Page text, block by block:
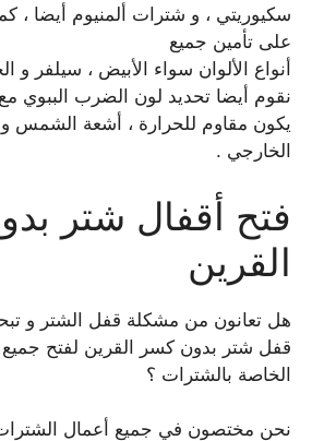
سكيوريتي ، و شترات ألمنيوم أيضا ،
على تأمين جميع
أنواع الألوان سواء الأبيض ، سيلفر و
نقوم أيضا تحديد لون الضرب الببوي
يكون مقاوم للحرارة ، أشعة الشمس و
الخارجي .
فتح أقفال شتر
القرين
هل تعانون من مشكلة قفل الشتر و
قفل شتر بدون كسر القرين لفتح جميع
الخاصة بالشترات ؟
نحن مختصون في جميع أعمال